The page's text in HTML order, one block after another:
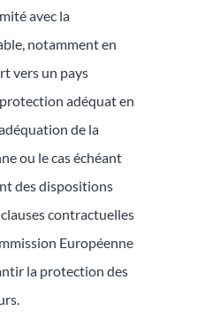
avec la
notamment en
vers un pays
adéquat en
de la
ou le cas échéant
des dispositions
contractuelles
Européenne
la protection des